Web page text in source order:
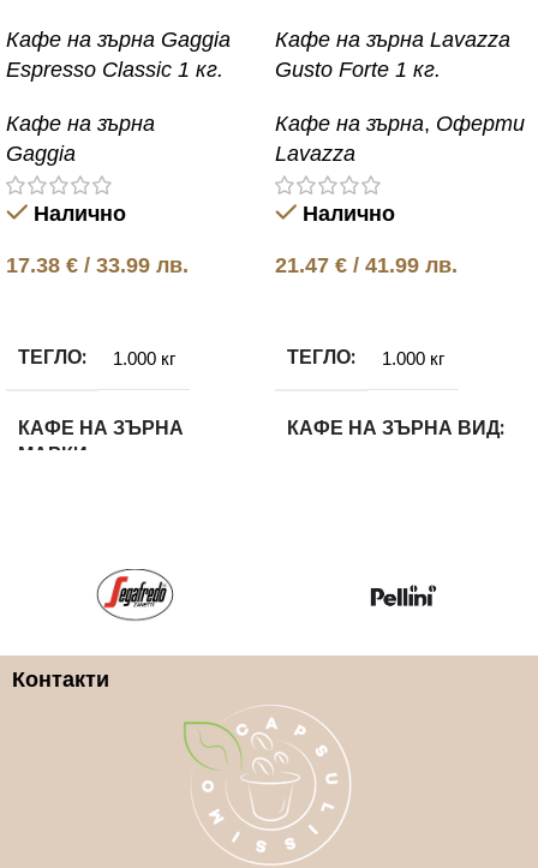
Кафе на зърна Gaggia
Espresso Classic 1 кг.
Кафе на зърна
Gaggia
Налично
17.38 € / 33.99 лв.
ТЕГЛО 1.000 кг
КАФЕ НА ЗЪРНА
МАРКИ
КАФЕ НА ЗЪРНА ВИД
Арабика и Робуста
Кафе на зърна Lavazza
Gusto Forte 1 кг.
Кафе на зърна, Оферти
Lavazza
Налично
21.47 € / 41.99 лв.
ТЕГЛО 1.000 кг
КАФЕ НА ЗЪРНА ВИД
Lavazza
КАФЕ НА ЗЪРНА
ГРАМАЖ
1кг.
Контакти